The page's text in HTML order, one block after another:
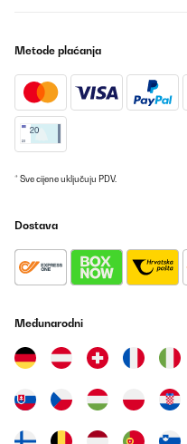
Metode plaćanja
* Sve cijene uključuju PDV.
Dostava
Međunarodni